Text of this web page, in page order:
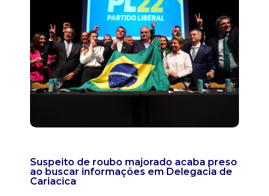
Suspeito de roubo majorado acaba preso
ao buscar informações em Delegacia de
Cariacica